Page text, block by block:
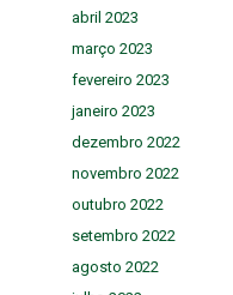
abril 2023
março 2023
fevereiro 2023
janeiro 2023
dezembro 2022
novembro 2022
outubro 2022
setembro 2022
agosto 2022